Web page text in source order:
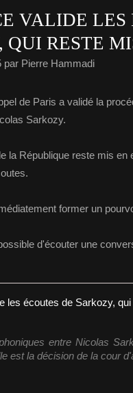
VALIDE LES
QUI RESTE
par Pierre Hammadi
de Paris a validé la
Sarkozy.
la République reste mis
former un
d'écouter une
entre Nicolas
est la décision de la cour